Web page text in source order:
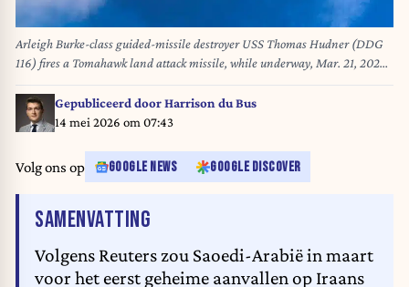
Arleigh Burke-class guided-missile destroyer USS Thomas Hudner (DDG
116) fires a Tomahawk land attack missile, while underway, Mar. 21, 2026.
(U.S. Navy Photo)//04SIPA_Sipa.30390/Credit:U.S. Navy
Photo/SIPA/2603281647
Gepubliceerd doorHarrison du Bus
14 mei 2026 om 07:43
Volg ons op GOOGLE NEWS GOOGLE DISCOVER
SAMENVATTING
Volgens Reuters zou Saoedi-Arabië in maart
voor het eerst geheime aanvallen op Iraans